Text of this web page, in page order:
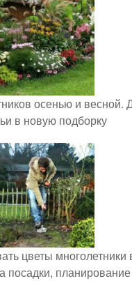
осенью и весной.
в новую подборку
цветы многолетники
посадки,